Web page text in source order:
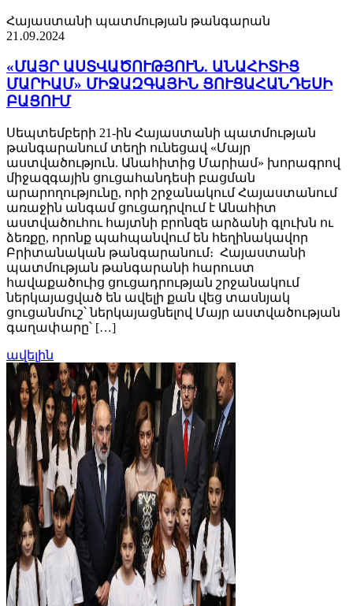
Հայաստանի պատմության թանգարան
21․09․2024
«ՄԱՅՐ ԱՍՏՎԱԾՈՒԹՅՈՒՆ. ԱՆԱՀԻՏԻՑ
ՄԱՐԻԱՄ» ՄԻՋԱԶԳԱՅԻՆ ՑՈՒՑԱՀԱՆԴԵՍԻ
ԲԱՑՈՒՄ
Սեպտեմբերի 21-ին Հայաստանի պատմության
թանգարանում տեղի ունեցավ «Մայր
աստվածություն. Անահիտից Մարիամ» խորագրով
միջազգային ցուցահանդեսի բացման
արարողությունը, որի շրջանակում Հայաստանում
առաջին անգամ ցուցադրվում է Անահիտ
աստվածուհու հայտնի բրոնզե արձանի գլուխն ու
ձեռքը, որոնք պահպանվում են հեղինակավոր
Բրիտանական թանգարանում։ Հայաստանի
պատմության թանգարանի հարուստ
հավաքածուից ցուցադրության շրջանակում
ներկայացված են ավելի քան վեց տասնյակ
ցուցանմուշ՝ ներկայացնելով Մայր աստվածության
գաղափարը՝ […]
ավելին